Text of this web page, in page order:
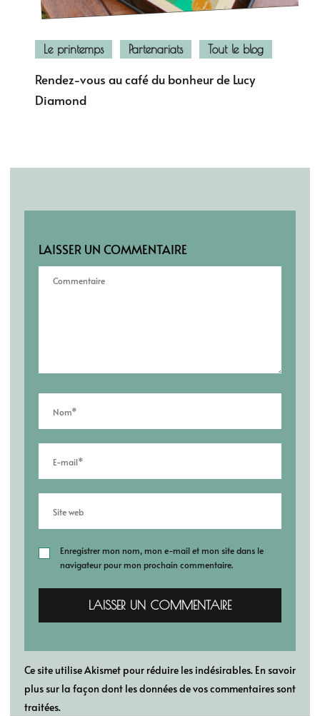
Le printemps Partenariats Tout le blog
Rendez-vous au café du bonheur de Lucy
Diamond
LAISSER UN COMMENTAIRE
Enregistrer mon nom, mon e-mail et mon site dans le
navigateur pour mon prochain commentaire.
Ce site utilise Akismet pour réduire les indésirables. En savoir
plus sur la façon dont les données de vos commentaires sont
traitées.